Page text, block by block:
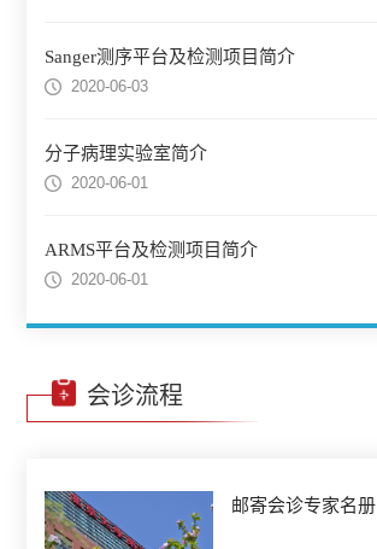
Sanger测序平台及检测项目简介
2020-06-03
分子病理实验室简介
2020-06-01
ARMS平台及检测项目简介
2020-06-01
会诊流程
邮寄会诊专家名册